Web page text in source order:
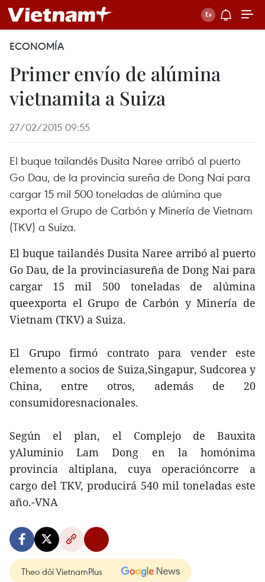
ECONOMÍA
Primer envío de alúmina
vietnamita a Suiza
27/02/2015 09:55
El buque tailandés Dusita Naree arribó al puerto
Go Dau, de la provincia sureña de Dong Nai para
cargar 15 mil 500 toneladas de alúmina que
exporta el Grupo de Carbón y Minería de Vietnam
(TKV) a Suiza.
El buque tailandés Dusita Naree arribó al puerto
Go Dau, de la provinciasureña de Dong Nai para
cargar 15 mil 500 toneladas de alúmina
queexporta el Grupo de Carbón y Minería de
Vietnam (TKV) a Suiza.
El Grupo firmó contrato para vender este
elemento a socios de Suiza,Singapur, Sudcorea y
China, entre otros, además de 20
consumidoresnacionales.
Según el plan, el Complejo de Bauxita
yAluminio Lam Dong en la homónima
provincia altiplana, cuya operacióncorre a
cargo del TKV, producirá 540 mil toneladas este
año.-VNA
Theo dõi VietnamPlus